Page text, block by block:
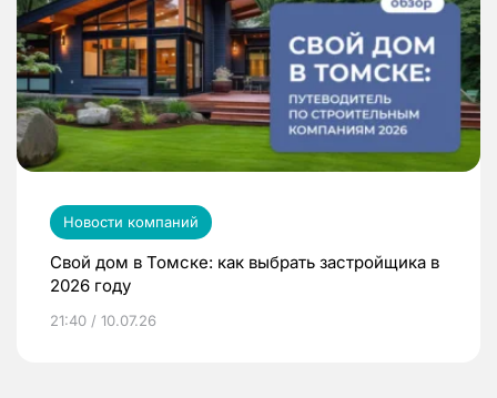
Новости компаний
Свой дом в Томске: как выбрать застройщика в
2026 году
21:40 / 10.07.26